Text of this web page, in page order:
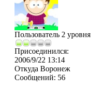
Пользователь 2 уровня
Присоединился:
2006/9/22 13:14
Откуда Воронеж
Сообщений: 56